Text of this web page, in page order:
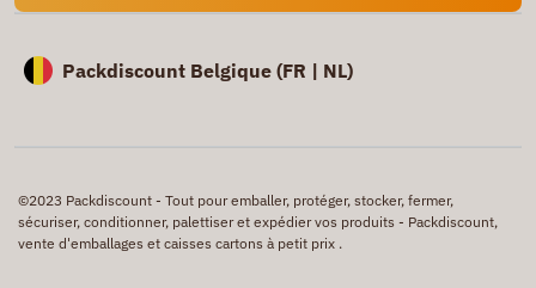
Packdiscount Belgique (FR | NL)
©2023 Packdiscount - Tout pour emballer, protéger, stocker, fermer,
sécuriser, conditionner, palettiser et expédier vos produits - Packdiscount,
vente d'emballages et caisses cartons à petit prix .